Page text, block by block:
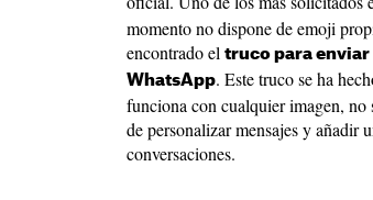
momento no dispone de emoji
encontrado el truco para
WhatsApp. Este truco se ha
funciona con cualquier imagen,
de personalizar mensajes y añadir
conversaciones.